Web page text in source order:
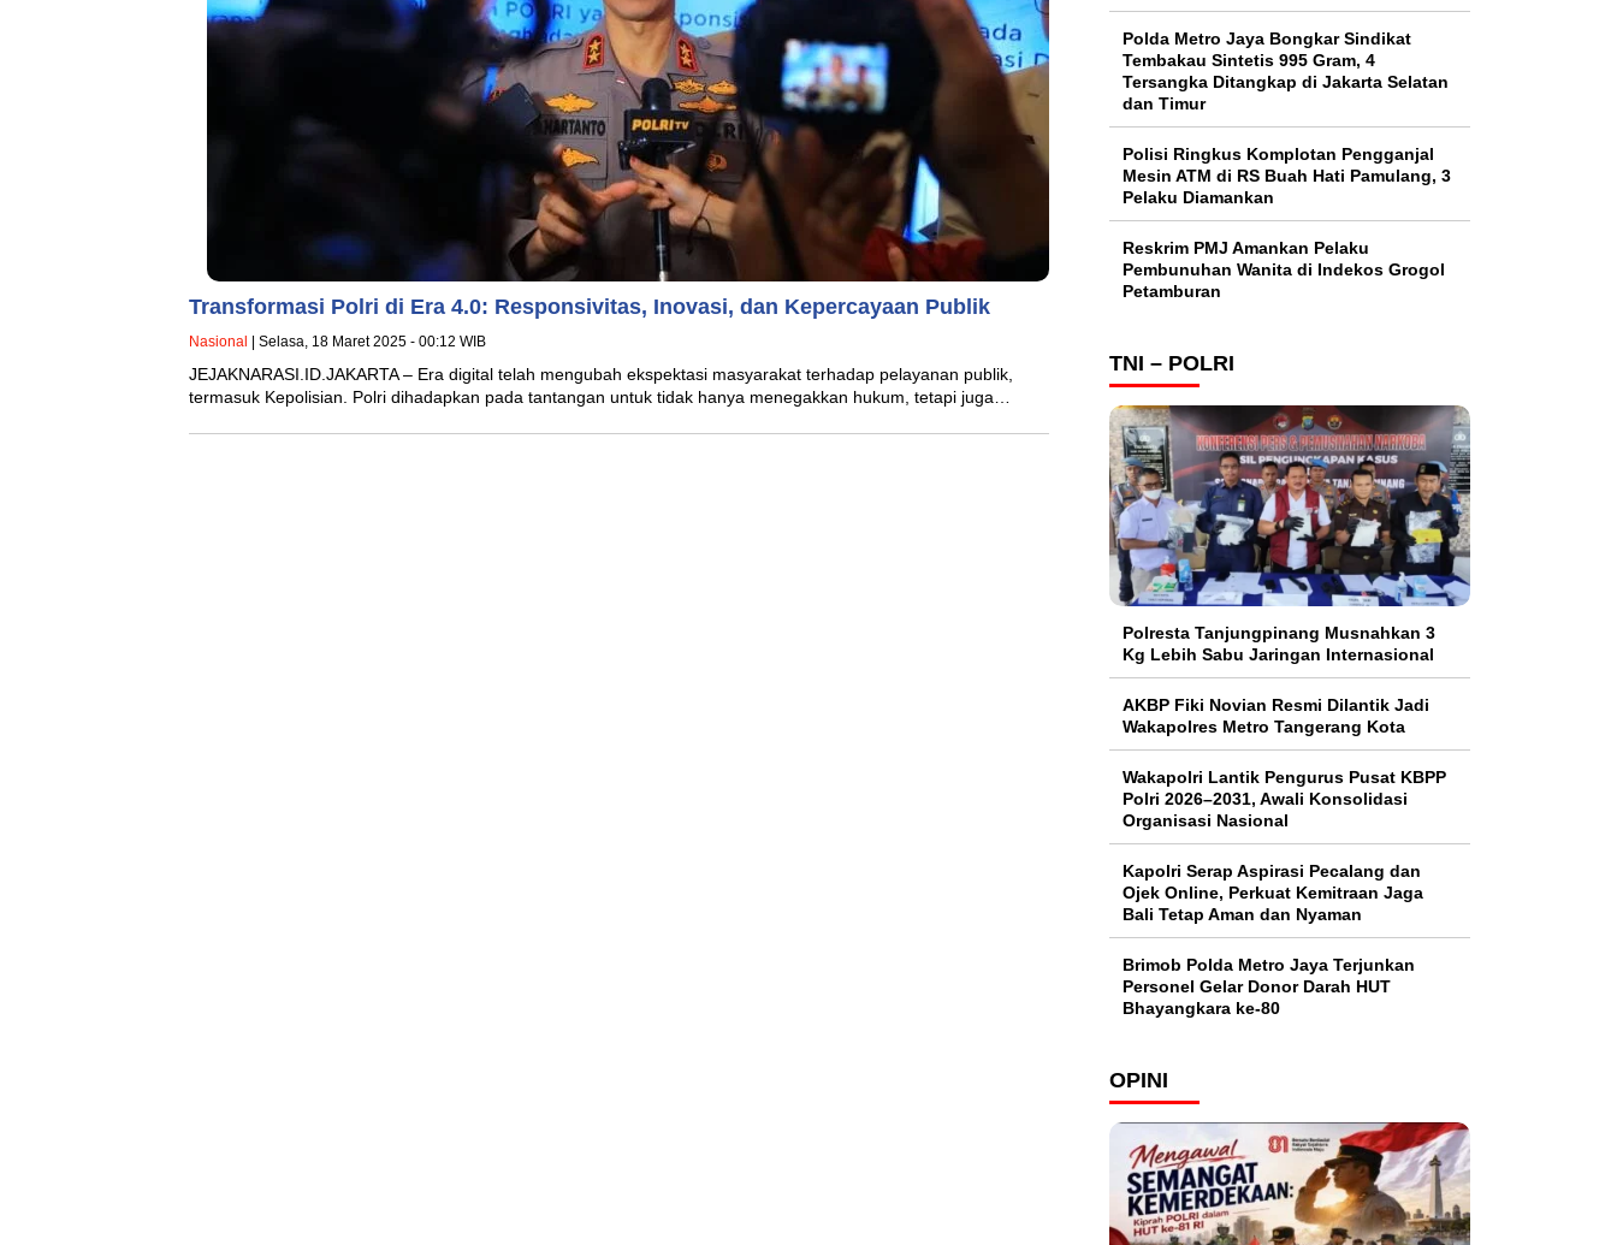
Transformasi Polri di Era 4.0: Responsivitas, Inovasi, dan Kepercayaan Publik
Nasional | Selasa, 18 Maret 2025 - 00:12 WIB
JEJAKNARASI.ID.JAKARTA – Era digital telah mengubah ekspektasi masyarakat terhadap pelayanan publik,
termasuk Kepolisian. Polri dihadapkan pada tantangan untuk tidak hanya menegakkan hukum, tetapi juga…
Polda Metro Jaya Bongkar Sindikat
Tembakau Sintetis 995 Gram, 4
Tersangka Ditangkap di Jakarta Selatan
dan Timur
Polisi Ringkus Komplotan Pengganjal
Mesin ATM di RS Buah Hati Pamulang, 3
Pelaku Diamankan
Reskrim PMJ Amankan Pelaku
Pembunuhan Wanita di Indekos Grogol
Petamburan
TNI – POLRI
Polresta Tanjungpinang Musnahkan 3
Kg Lebih Sabu Jaringan Internasional
AKBP Fiki Novian Resmi Dilantik Jadi
Wakapolres Metro Tangerang Kota
Wakapolri Lantik Pengurus Pusat KBPP
Polri 2026–2031, Awali Konsolidasi
Organisasi Nasional
Kapolri Serap Aspirasi Pecalang dan
Ojek Online, Perkuat Kemitraan Jaga
Bali Tetap Aman dan Nyaman
Brimob Polda Metro Jaya Terjunkan
Personel Gelar Donor Darah HUT
Bhayangkara ke-80
OPINI